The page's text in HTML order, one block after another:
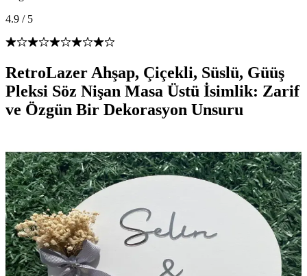
4.9 / 5
RetroLazer Ahşap, Çiçekli, Süslü, Güüş
Pleksi Söz Nişan Masa Üstü İsimlik: Zarif
ve Özgün Bir Dekorasyon Unsuru